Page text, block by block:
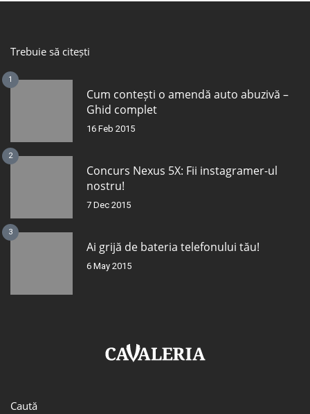
Trebuie să citești
1
Cum contești o amendă auto abuzivă –
Ghid complet
16 Feb 2015
2
Concurs Nexus 5X: Fii instagramer-ul
nostru!
7 Dec 2015
3
Ai grijă de bateria telefonului tău!
6 May 2015
Caută